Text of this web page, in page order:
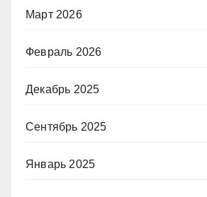
Март 2026
Февраль 2026
Декабрь 2025
Сентябрь 2025
Январь 2025